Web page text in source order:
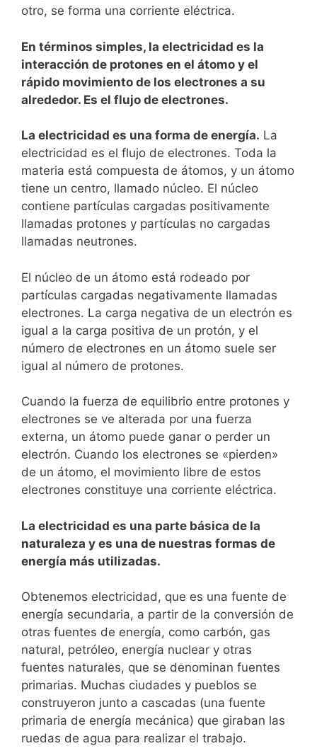
otro, se forma una corriente eléctrica.
En términos simples, la electricidad es la
interacción de protones en el átomo y el
rápido movimiento de los electrones a su
alrededor. Es el flujo de electrones.
La electricidad es una forma de energía. La
electricidad es el flujo de electrones. Toda la
materia está compuesta de átomos, y un átomo
tiene un centro, llamado núcleo. El núcleo
contiene partículas cargadas positivamente
llamadas protones y partículas no cargadas
llamadas neutrones.
El núcleo de un átomo está rodeado por
partículas cargadas negativamente llamadas
electrones. La carga negativa de un electrón es
igual a la carga positiva de un protón, y el
número de electrones en un átomo suele ser
igual al número de protones.
Cuando la fuerza de equilibrio entre protones y
electrones se ve alterada por una fuerza
externa, un átomo puede ganar o perder un
electrón. Cuando los electrones se «pierden»
de un átomo, el movimiento libre de estos
electrones constituye una corriente eléctrica.
La electricidad es una parte básica de la
naturaleza y es una de nuestras formas de
energía más utilizadas.
Obtenemos electricidad, que es una fuente de
energía secundaria, a partir de la conversión de
otras fuentes de energía, como carbón, gas
natural, petróleo, energía nuclear y otras
fuentes naturales, que se denominan fuentes
primarias. Muchas ciudades y pueblos se
construyeron junto a cascadas (una fuente
primaria de energía mecánica) que giraban las
ruedas de agua para realizar el trabajo.